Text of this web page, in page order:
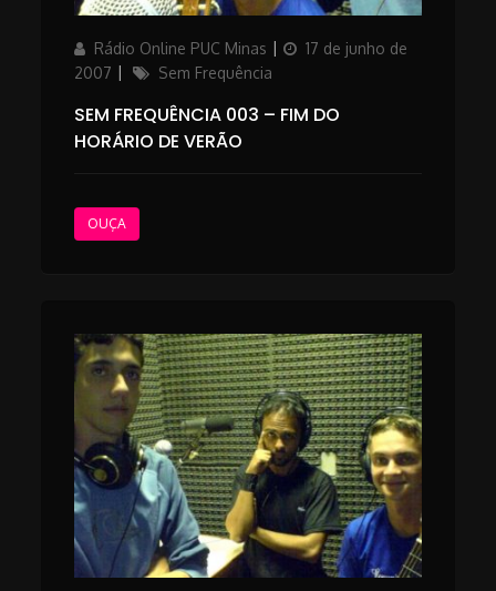
AuthorRádio Online PUC Minas
Posted
17 de junho de
2007
Categories
Sem Frequência
SEM FREQUÊNCIA 003 – FIM DO
HORÁRIO DE VERÃO
OUÇA